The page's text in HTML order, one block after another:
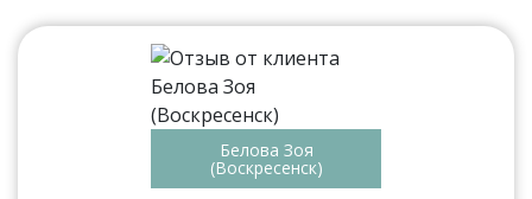
Белова Зоя
(Воскресенск)